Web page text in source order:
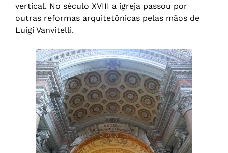
vertical. No século XVIII a igreja passou por
outras reformas arquitetônicas pelas mãos de
Luigi Vanvitelli.